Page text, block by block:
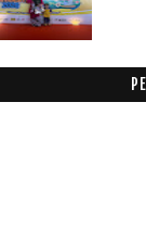
Mat Sentol
Me
Produk Kesihatan :